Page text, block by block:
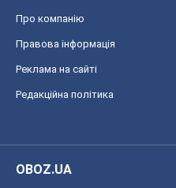
Про компанію
Правова інформація
Реклама на сайті
Редакційна політика
OBOZ.UA